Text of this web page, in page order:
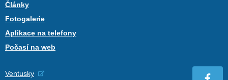
Články
Fotogalerie
Aplikace na telefony
Počasí na web
Ventusky